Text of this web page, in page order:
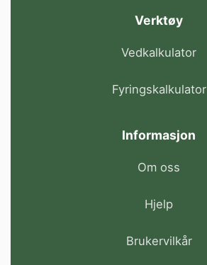
Verktøy
Vedkalkulator
Fyringskalkulator
Informasjon
Om oss
Hjelp
Brukervilkår